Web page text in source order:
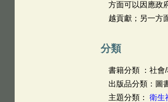
方面可以因應政
越貢獻；另一方
分類
書籍分類 ：社會
出版品分類：圖
主題分類： 衛生